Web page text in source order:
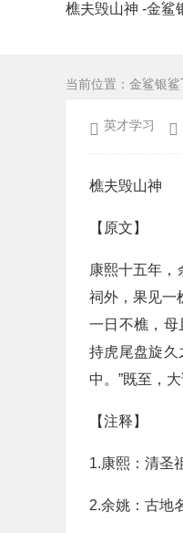
樵夫毁山神 -金鲨
当前位置： 金鲨银
英才学习
樵夫毁山神
【原文】
康熙十五年，
祠外，果见一
一日不樵，母
持虎尾盘旋久
中。”既至，
【注释】
1.康熙：清圣
2.余姚：古地